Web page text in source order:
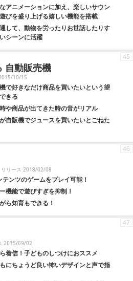
アニメーションに加え、楽しいサウン
びを盛り上げる嬉しい機能を搭載
して、動物を労ったりお世話したりす
シーンに活躍
自動販売機
10/15
で好きなだけ商品を買いたいという望
きる
や商品が出てきた時の音がリアル
自販機でジュースを買いたいとごねた
45
リリース 2018/02/08
ンツのゲームをプレイ可能！
機能で遊びすぎを抑制！
ら知育もできる！
46
2015/09/02
着信！子どものしつけにおススメ
にちょうど良い怖いデザインと声で指
47